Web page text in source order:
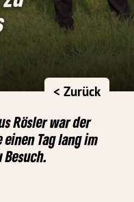
< Zurück
Rösler war der
Tag lang im